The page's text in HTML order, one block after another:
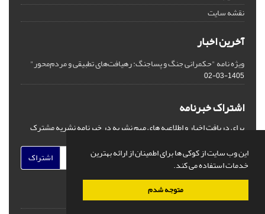
این وب سایت از کوکی ها برای اطمینان از ارائه بهترین
خدمات استفاده می کند.
متوجه شدم
نقشه سایت
آخرین اخبار
ویژه نامه "حکمرانی جنگ و پساجنگ: رهیافت‌های تطبیقی و مردم‌محور"
1405-03-02
اشتراک خبرنامه
برای دریافت اخبار و اطلاعیه های مهم نشریه در خبرنامه نشریه مشترک
اشتراک